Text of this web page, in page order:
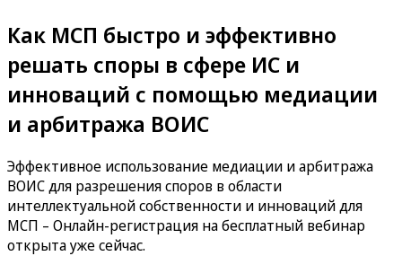
Как МСП быстро и эффективно
решать споры в сфере ИС и
инноваций с помощью медиации
и арбитража ВОИС
Эффективное использование медиации и арбитража
ВОИС для разрешения споров в области
интеллектуальной собственности и инноваций для
МСП – Онлайн-регистрация на бесплатный вебинар
открыта уже сейчас.